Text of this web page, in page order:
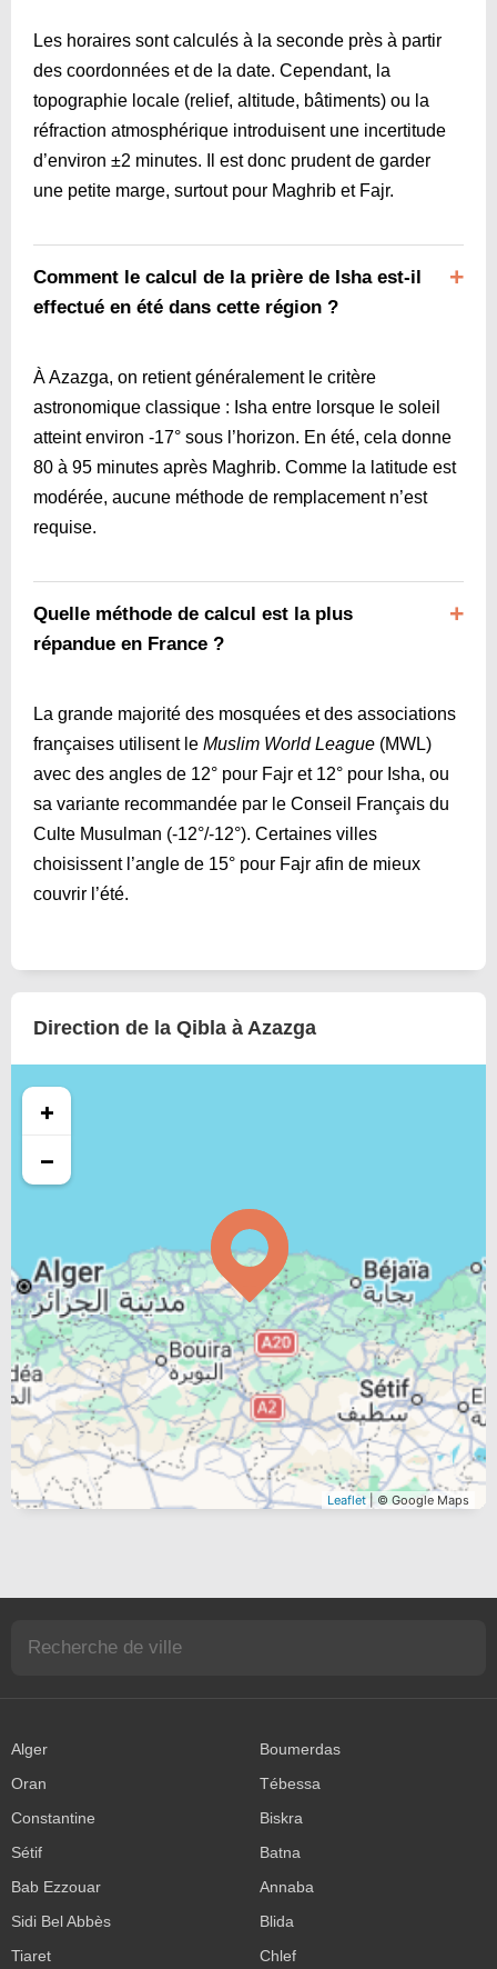
Les horaires sont calculés à la seconde près à partir
des coordonnées et de la date. Cependant, la
topographie locale (relief, altitude, bâtiments) ou la
réfraction atmosphérique introduisent une incertitude
d’environ ±2 minutes. Il est donc prudent de garder
une petite marge, surtout pour Maghrib et Fajr.
Comment le calcul de la prière de Isha est-il
effectué en été dans cette région ?
À Azazga, on retient généralement le critère
astronomique classique : Isha entre lorsque le soleil
atteint environ ‑17° sous l’horizon. En été, cela donne
80 à 95 minutes après Maghrib. Comme la latitude est
modérée, aucune méthode de remplacement n’est
requise.
Quelle méthode de calcul est la plus
répandue en France ?
La grande majorité des mosquées et des associations
françaises utilisent le Muslim World League (MWL)
avec des angles de 12° pour Fajr et 12° pour Isha, ou
sa variante recommandée par le Conseil Français du
Culte Musulman (-12°/-12°). Certaines villes
choisissent l’angle de 15° pour Fajr afin de mieux
couvrir l’été.
Direction de la Qibla à Azazga
+
−
Leaflet| © Google Maps
Alger
Boumerdas
Oran
Tébessa
Constantine
Biskra
Sétif
Batna
Bab Ezzouar
Annaba
Sidi Bel Abbès
Blida
Tiaret
Chlef